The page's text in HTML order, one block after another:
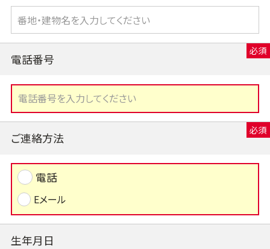
電話番号
ご連絡方法
電話
Eメール
生年月日